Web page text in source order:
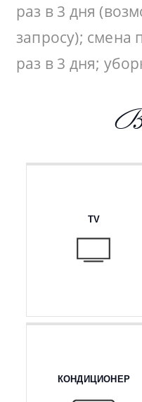
раз в 3 дня
запросу); смена
раз в 3 дня;
В
TV
КОНДИЦИОНЕР